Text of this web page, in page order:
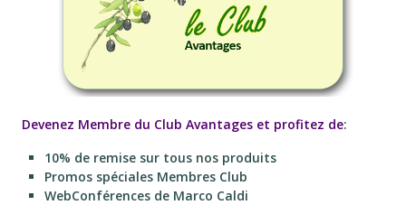
Devenez Membre du Club Avantages et profitez de:
10% de remise sur tous nos produits
Promos spéciales Membres Club
WebConférences de Marco Caldi